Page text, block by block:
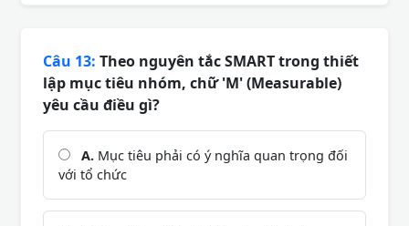
Câu 13: Theo nguyên tắc SMART trong thiết
lập mục tiêu nhóm, chữ 'M' (Measurable)
yêu cầu điều gì?
A. Mục tiêu phải có ý nghĩa quan trọng đối
với tổ chức